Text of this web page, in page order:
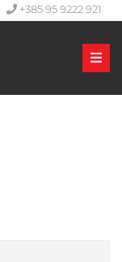
+385 95 9222 921